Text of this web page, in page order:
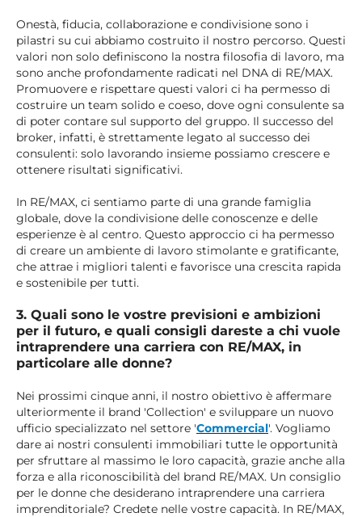
Onestà, fiducia, collaborazione e condivisione sono i
pilastri su cui abbiamo costruito il nostro percorso. Questi
valori non solo definiscono la nostra filosofia di lavoro, ma
sono anche profondamente radicati nel DNA di RE/MAX.
Promuovere e rispettare questi valori ci ha permesso di
costruire un team solido e coeso, dove ogni consulente sa
di poter contare sul supporto del gruppo. Il successo del
broker, infatti, è strettamente legato al successo dei
consulenti: solo lavorando insieme possiamo crescere e
ottenere risultati significativi.
In RE/MAX, ci sentiamo parte di una grande famiglia
globale, dove la condivisione delle conoscenze e delle
esperienze è al centro. Questo approccio ci ha permesso
di creare un ambiente di lavoro stimolante e gratificante,
che attrae i migliori talenti e favorisce una crescita rapida
e sostenibile per tutti.
3. Quali sono le vostre previsioni e ambizioni
per il futuro, e quali consigli dareste a chi vuole
intraprendere una carriera con RE/MAX, in
particolare alle donne?
Nei prossimi cinque anni, il nostro obiettivo è affermare
ulteriormente il brand 'Collection' e sviluppare un nuovo
ufficio specializzato nel settore 'Commercial'. Vogliamo
dare ai nostri consulenti immobiliari tutte le opportunità
per sfruttare al massimo le loro capacità, grazie anche alla
forza e alla riconoscibilità del brand RE/MAX. Un consiglio
per le donne che desiderano intraprendere una carriera
imprenditoriale? Credete nelle vostre capacità. In RE/MAX,